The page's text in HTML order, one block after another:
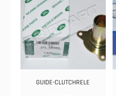
GUIDE-CLUTCHRELE